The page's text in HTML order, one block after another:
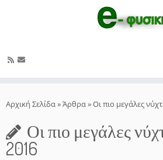
στο
Αρχική Σελίδα»Άρθρα»Οι πιο μεγάλες
Οι πιο μεγάλες
2016